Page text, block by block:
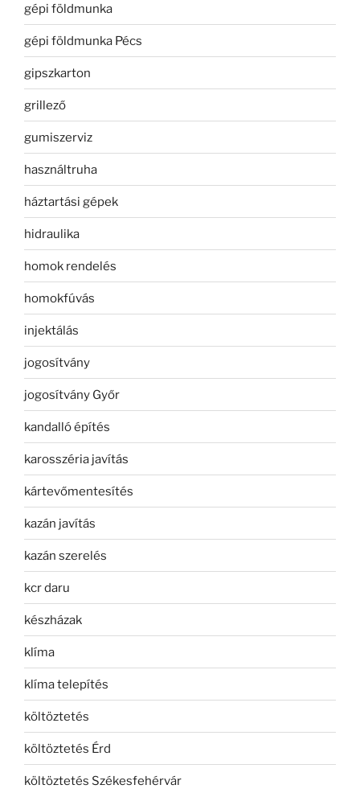
gépi földmunka
gépi földmunka Pécs
gipszkarton
grillező
gumiszerviz
használtruha
háztartási gépek
hidraulika
homok rendelés
homokfúvás
injektálás
jogosítvány
jogosítvány Győr
kandalló építés
karosszéria javítás
kártevőmentesítés
kazán javítás
kazán szerelés
kcr daru
készházak
klíma
klíma telepítés
költöztetés
költöztetés Érd
költöztetés Székesfehérvár